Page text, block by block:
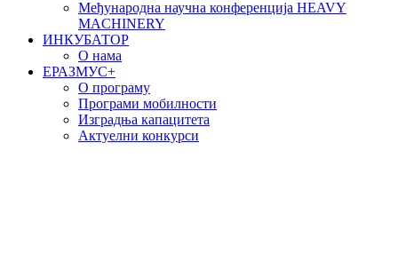
Међународна научна конференција HEAVY
MACHINERY
ИНКУБАТОР
О нама
EРАЗМУС+
О програму
Програми мобилности
Изградња капацитета
Актуелни конкурси